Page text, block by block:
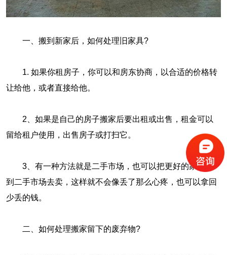
一、搬到新家后，如何处理旧家具?
1. 如果你租房子，你可以和房东协商，以合适的价格转
让给他，或者直接给他。
2、如果是自己的房子搬家后要出租或出售，租金可以
留给租户使用，出售房子或打扫它。
3、有一种方法就是二手市场，也可以把更好的家具拿
到二手市场去卖，这样就不会像丢了那么心疼，也可以拿回
少丢的钱。
二、如何处理搬家留下的废弃物?